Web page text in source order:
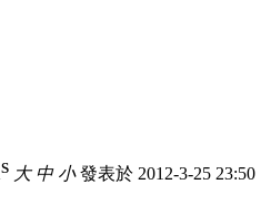
S 大 中 小發表於 2012-3-25